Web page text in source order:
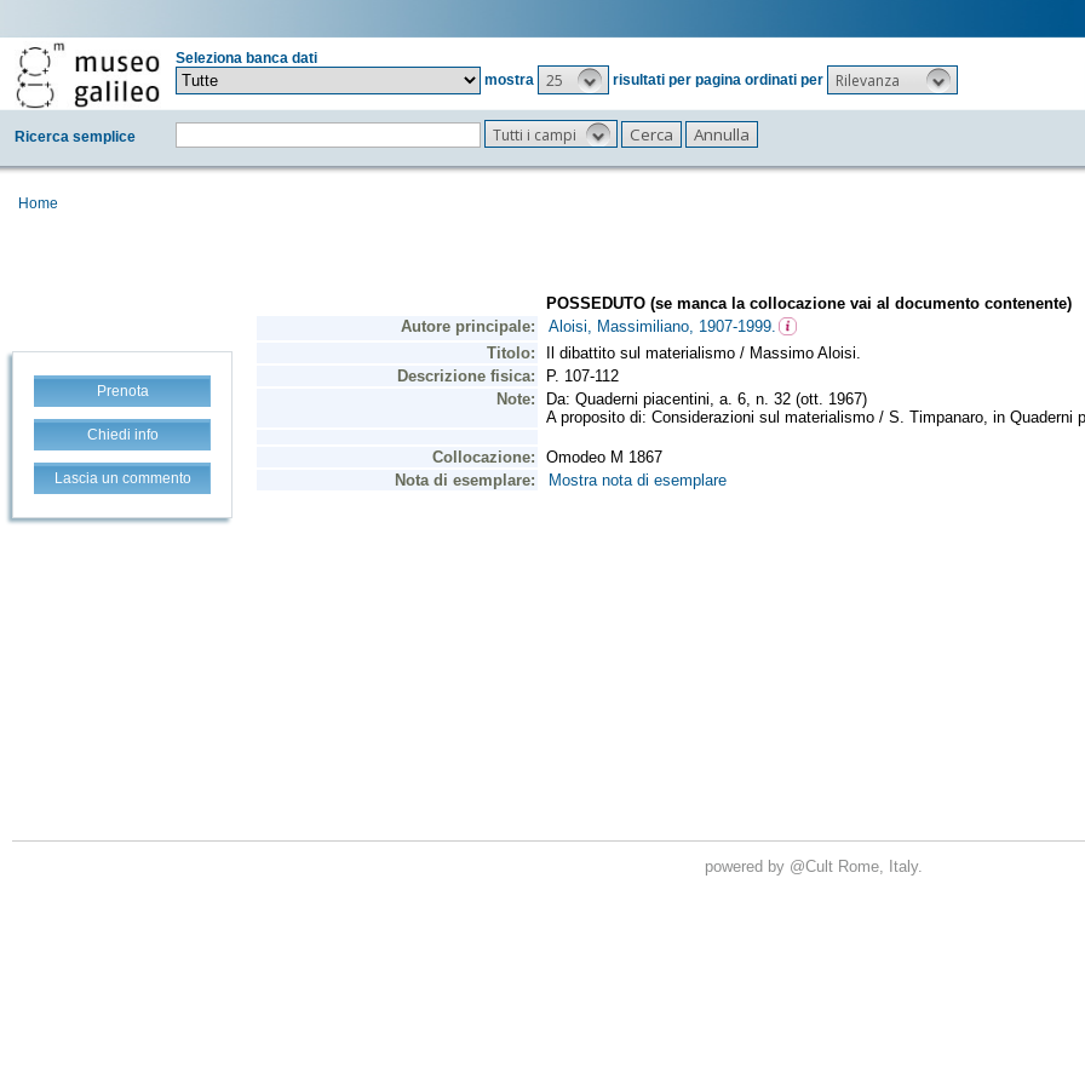
Seleziona banca dati
mostra
25 risultati per pagina ordinati per Rilevanza
Ricerca semplice Tutti i campi
Home
Prenota
Chiedi info
Lascia un commento
powered by @Cult Rome, Italy.